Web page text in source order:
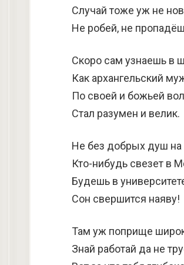
Случай тоже уж не
Не робей, не
Скоро сам узнаешь в
Как архангельский
По своей и божьей
Стал разумен и велик.
Не без добрых душ на
Кто-нибудь свезет в
Будешь в
Сон свершится наяву!
Там уж поприще
Знай работай да не